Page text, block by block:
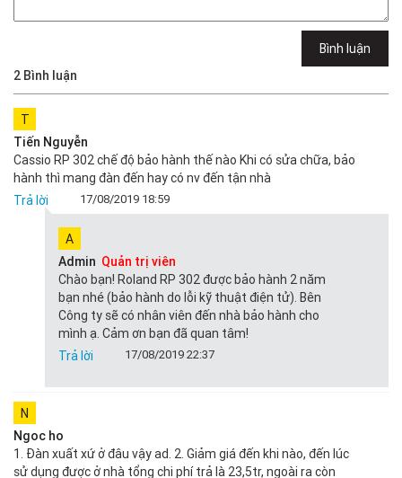
Bình luận
2 Bình luận
T
Tiến Nguyễn
Cassio RP 302 chế độ bảo hành thế nào Khi có sửa chữa, bảo
hành thì mang đàn đến hay có nv đến tận nhà
Trả lời
17/08/2019 18:59
A
Admin Quản trị viên
Chào bạn! Roland RP 302 được bảo hành 2 năm
bạn nhé (bảo hành do lỗi kỹ thuật điện tử). Bên
Công ty sẽ có nhân viên đến nhà bảo hành cho
mình ạ. Cảm ơn bạn đã quan tâm!
Trả lời
17/08/2019 22:37
N
Ngoc ho
1. Đàn xuất xứ ở đâu vậy ad. 2. Giảm giá đến khi nào, đến lúc
sử dụng được ở nhà tổng chi phí trả là 23,5tr, ngoài ra còn